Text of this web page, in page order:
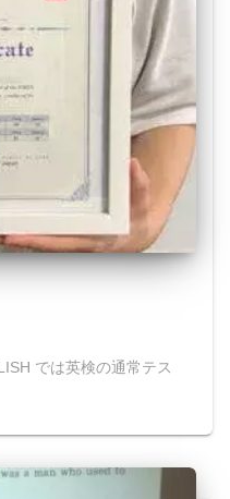
では英検の通常テス